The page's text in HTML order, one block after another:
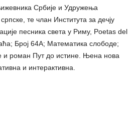
Србије и Удружења
те члан Института за дечју
песника света у Риму, Poetas del
Број 64А; Математика слободе;
и роман Пут до истине. Њена нова
и интерактивна.